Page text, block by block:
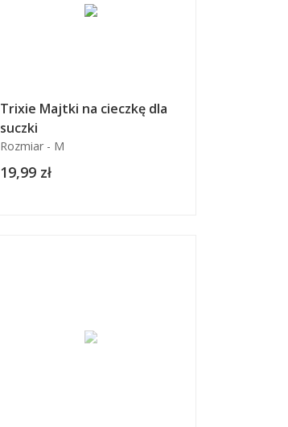
Trixie Majtki na cieczkę dla
suczki
Rozmiar - M
19,99 zł